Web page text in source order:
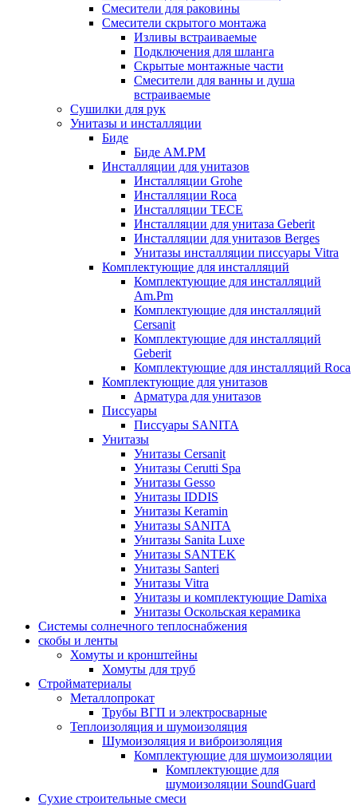
Смесители для раковины
Смесители скрытого монтажа
Изливы встраиваемые
Подключения для шланга
Скрытые монтажные части
Смесители для ванны и душа
встраиваемые
Сушилки для рук
Унитазы и инсталляции
Биде
Биде AM.PM
Инсталляции для унитазов
Инсталляции Grohe
Инсталляции Roca
Инсталляции TECE
Инсталляции для унитаза Geberit
Инсталляции для унитазов Berges
Унитазы инсталляции писсуары Vitra
Комплектующие для инсталляций
Комплектующие для инсталляций
Am.Pm
Комплектующие для инсталляций
Cersanit
Комплектующие для инсталляций
Geberit
Комплектующие для инсталляций Roca
Комплектующие для унитазов
Арматура для унитазов
Писсуары
Писсуары SANITA
Унитазы
Унитазы Cersanit
Унитазы Cerutti Spa
Унитазы Gesso
Унитазы IDDIS
Унитазы Keramin
Унитазы SANITA
Унитазы Sanita Luxe
Унитазы SANTEK
Унитазы Santeri
Унитазы Vitra
Унитазы и комплектующие Damixa
Унитазы Оскольская керамика
Системы солнечного теплоснабжения
скобы и ленты
Хомуты и кронштейны
Хомуты для труб
Стройматериалы
Металлопрокат
Трубы ВГП и электросварные
Теплоизоляция и шумоизоляция
Шумоизоляция и виброизоляция
Комплектующие для шумоизоляции
Комплектующие для
шумоизоляции SoundGuard
Сухие строительные смеси